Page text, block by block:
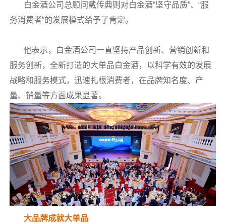
白金酒公司总顾问戴传典则对白金酒“坚守品质”、“服
务消费者”的发展模式给予了肯定。
他表示，白金酒公司一直坚持产品创新、营销创新和
服务创新，全新打造的大单品白金酒，以科学有效的发展
战略和服务模式，迅速扎根消费者，在品牌知名度、产
量、销量等方面成果显著。
大品牌成就大单品